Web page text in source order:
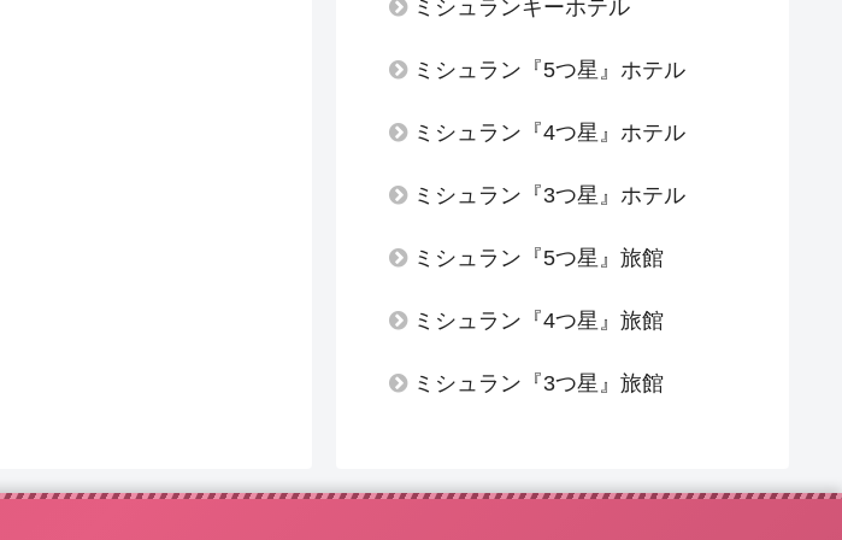
ミシュランキーホテル
ミシュラン『5つ星』ホテル
ミシュラン『4つ星』ホテル
ミシュラン『3つ星』ホテル
ミシュラン『5つ星』旅館
ミシュラン『4つ星』旅館
ミシュラン『3つ星』旅館